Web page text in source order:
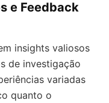
e Feedback
insights valiosos
de investigação
variadas
quanto o